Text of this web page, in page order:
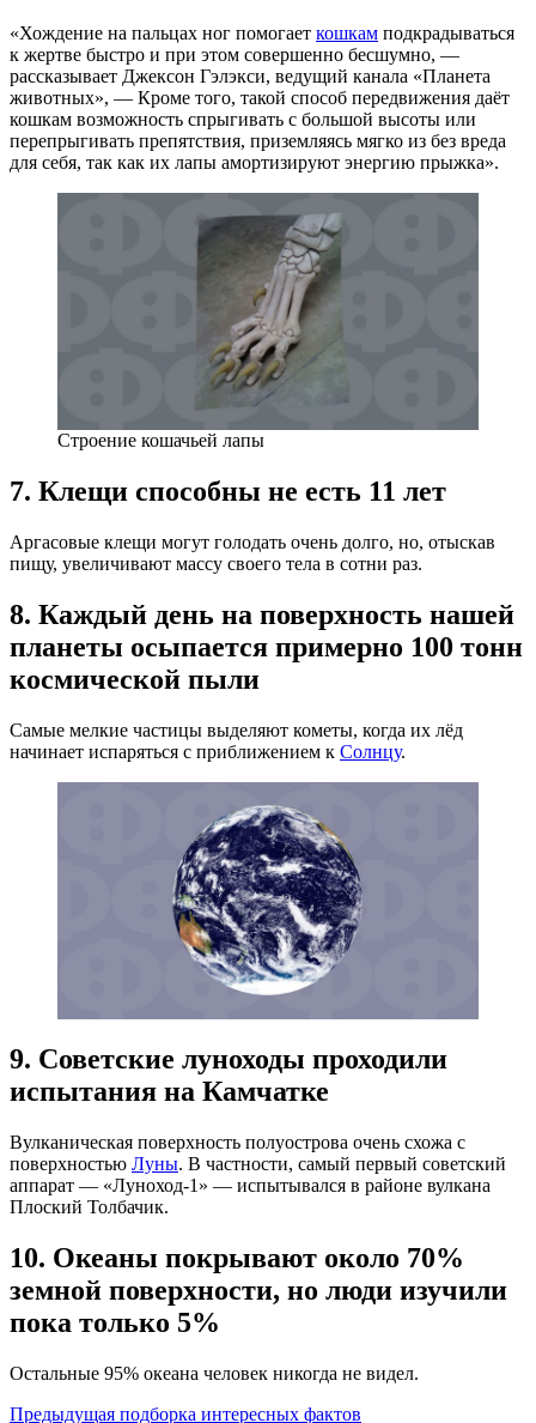
«Хождение на пальцах ног помогает кошкам подкрадываться
к жертве быстро и при этом совершенно бесшумно, —
рассказывает Джексон Гэлэкси, ведущий канала «Планета
животных», — Кроме того, такой способ передвижения даёт
кошкам возможность спрыгивать с большой высоты или
перепрыгивать препятствия, приземляясь мягко из без вреда
для себя, так как их лапы амортизируют энергию прыжка».
Строение кошачьей лапы
7. Клещи способны не есть 11 лет
Аргасовые клещи могут голодать очень долго, но, отыскав
пищу, увеличивают массу своего тела в сотни раз.
8. Каждый день на поверхность нашей
планеты осыпается примерно 100 тонн
космической пыли
Самые мелкие частицы выделяют кометы, когда их лёд
начинает испаряться с приближением к Солнцу.
9. Советские луноходы проходили
испытания на Камчатке
Вулканическая поверхность полуострова очень схожа с
поверхностью Луны. В частности, самый первый советский
аппарат — «Луноход-1» — испытывался в районе вулкана
Плоский Толбачик.
10. Океаны покрывают около 70%
земной поверхности, но люди изучили
пока только 5%
Остальные 95% океана человек никогда не видел.
Предыдущая подборка интересных фактов